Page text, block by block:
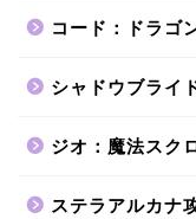
コード：ドラゴ
シャドウブライ
ジオ：魔法スク
ステラアルカナ